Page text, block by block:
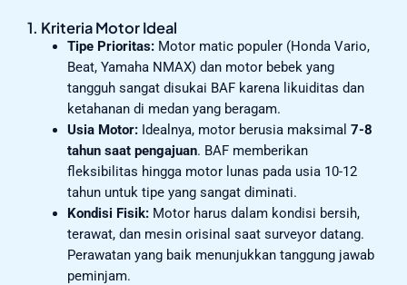
1. Kriteria Motor Ideal
Tipe Prioritas:Motor matic populer (Honda Vario,
Beat, Yamaha NMAX) dan motor bebek yang
tangguh sangat disukai BAF karena likuiditas dan
ketahanan di medan yang beragam.
Usia Motor:Idealnya, motor berusia maksimal 7-8
tahun saat pengajuan. BAF memberikan
fleksibilitas hingga motor lunas pada usia 10-12
tahun untuk tipe yang sangat diminati.
Kondisi Fisik:Motor harus dalam kondisi bersih,
terawat, dan mesin orisinal saat surveyor datang.
Perawatan yang baik menunjukkan tanggung jawab
peminjam.